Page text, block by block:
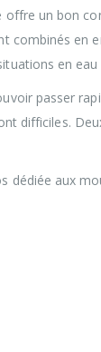
un bon
combinés en
en
passer
difficiles.
dédiée aux